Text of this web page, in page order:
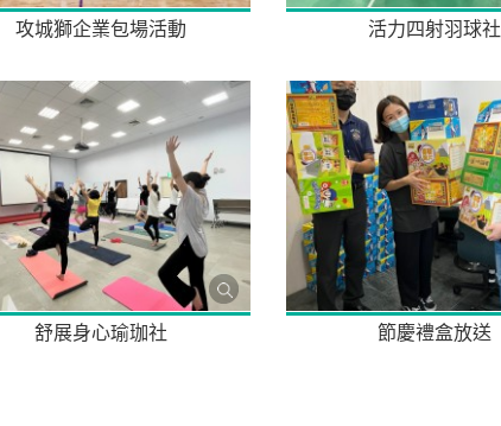
攻城獅企業包場活動 活力四射羽球社
舒展身心瑜珈社 節慶禮盒放送